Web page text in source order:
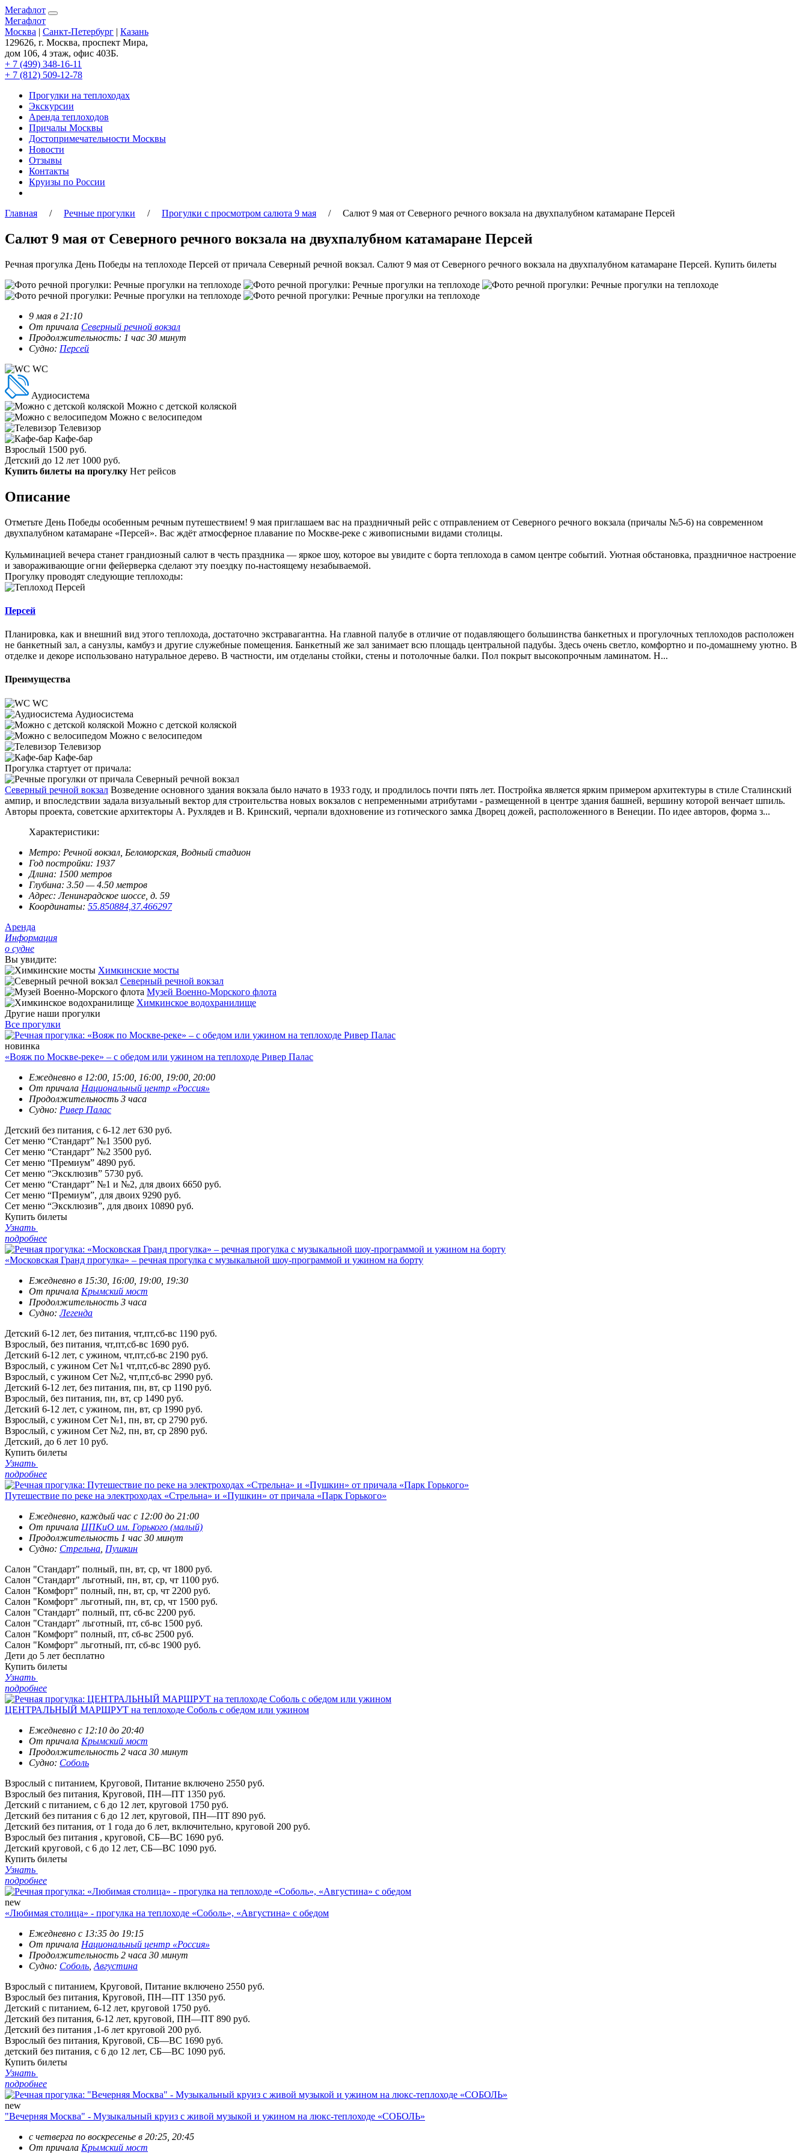
Мегафлот
Мегафлот
Москва | Санкт-Петербург | Казань
129626, г. Москва, проспект Мира,
дом 106, 4 этаж, офис 403Б.
+ 7 (499) 348-16-11
+ 7 (812) 509-12-78
Прогулки на теплоходах
Экскурсии
Аренда теплоходов
Причалы Москвы
Достопримечательности Москвы
Новости
Отзывы
Контакты
Круизы по России
Главная / Речные прогулки / Прогулки с просмотром салюта 9 мая / Салют 9 мая от Северного речного вокзала на двухпалубном катамаране Персей
Салют 9 мая от Северного речного вокзала на двухпалубном катамаране Персей
Речная прогулка День Победы на теплоходе Персей от причала Северный речной вокзал. Салют 9 мая от Северного речного вокзала на двухпалубном катамаране Персей. Купить билеты
9 мая в 21:10
От причала Северный речной вокзал
Продолжительность: 1 час 30 минут
Судно: Персей
WC
Аудиосистема
Можно с детской коляской
Можно с велосипедом
Телевизор
Кафе-бар
Взрослый 1500 руб.
Детский до 12 лет 1000 руб.
Купить билеты на прогулку Нет рейсов
Описание
Отметьте День Победы особенным речным путешествием! 9 мая приглашаем вас на праздничный рейс с отправлением от Северного речного вокзала (причалы №5-6) на современном
двухпалубном катамаране «Персей». Вас ждёт атмосферное плавание по Москве-реке с живописными видами столицы.
Кульминацией вечера станет грандиозный салют в честь праздника — яркое шоу, которое вы увидите с борта теплохода в самом центре событий. Уютная обстановка, праздничное настроение
и завораживающие огни фейерверка сделают эту поездку по-настоящему незабываемой.
Прогулку проводят следующие теплоходы:
Персей
Планировка, как и внешний вид этого теплохода, достаточно экстравагантна. На главной палубе в отличие от подавляющего большинства банкетных и прогулочных теплоходов расположен
не банкетный зал, а санузлы, камбуз и другие служебные помещения. Банкетный же зал занимает всю площадь центральной падубы. Здесь очень светло, комфортно и по-домашнему уютно. В
отделке и декоре использовано натуральное дерево. В частности, им отделаны стойки, стены и потолочные балки. Пол покрыт высокопрочным ламинатом. Н...
Преимущества
WC
Аудиосистема
Можно с детской коляской
Можно с велосипедом
Телевизор
Кафе-бар
Прогулка стартует от причала:
Северный речной вокзал Возведение основного здания вокзала было начато в 1933 году, и продлилось почти пять лет. Постройка является ярким примером архитектуры в стиле Сталинский
ампир, и впоследствии задала визуальный вектор для строительства новых вокзалов с непременными атрибутами - размещенной в центре здания башней, вершину которой венчает шпиль.
Авторы проекта, советские архитекторы А. Рухлядев и В. Кринский, черпали вдохновение из готического замка Дворец дожей, расположенного в Венеции. По идее авторов, форма з...
Характеристики:
Метро: Речной вокзал, Беломорская, Водный стадион
Год постройки: 1937
Длина: 1500 метров
Глубина: 3.50 — 4.50 метров
Адрес:Ленинградское шоссе, д. 59
Координаты: 55.850884,37.466297
Аренда
Информация
о судне
Вы увидите:
Химкинские мосты
Северный речной вокзал
Музей Военно-Морского флота
Химкинское водохранилище
Другие наши прогулки
Все прогулки
новинка
«Вояж по Москве-реке» – с обедом или ужином на теплоходе Ривер Палас
Ежедневно в 12:00, 15:00, 16:00, 19:00, 20:00
От причала Национальный центр «Россия»
Продолжительность 3 часа
Судно: Ривер Палас
Детский без питания, с 6-12 лет 630 руб.
Сет меню “Стандарт” №1 3500 руб.
Сет меню “Стандарт” №2 3500 руб.
Сет меню “Премиум” 4890 руб.
Сет меню “Эксклюзив” 5730 руб.
Сет меню “Стандарт” №1 и №2, для двоих 6650 руб.
Сет меню “Премиум”, для двоих 9290 руб.
Сет меню “Эксклюзив”, для двоих 10890 руб.
Купить билеты
Узнать
подробнее
«Московская Гранд прогулка» – речная прогулка с музыкальной шоу-программой и ужином на борту
Ежедневно в 15:30, 16:00, 19:00, 19:30
От причала Крымский мост
Продолжительность 3 часа
Судно:Легенда
Детский 6-12 лет, без питания, чт,пт,сб-вс 1190 руб.
Взрослый, без питания, чт,пт,сб-вс 1690 руб.
Детский 6-12 лет, с ужином, чт,пт,сб-вс 2190 руб.
Взрослый, с ужином Сет №1 чт,пт,сб-вс 2890 руб.
Взрослый, с ужином Сет №2, чт,пт,сб-вс 2990 руб.
Детский 6-12 лет, без питания, пн, вт, ср 1190 руб.
Взрослый, без питания, пн, вт, ср 1490 руб.
Детский 6-12 лет, с ужином, пн, вт, ср 1990 руб.
Взрослый, с ужином Сет №1, пн, вт, ср 2790 руб.
Взрослый, с ужином Сет №2, пн, вт, ср 2890 руб.
Детский, до 6 лет 10 руб.
Купить билеты
Узнать
подробнее
Путешествие по реке на электроходах «Стрельна» и «Пушкин» от причала «Парк Горького»
Ежедневно, каждый час с 12:00 до 21:00
От причала ЦПКиО им. Горького (малый)
Продолжительность 1 час 30 минут
Судно: Стрельна Пушкин
Салон "Стандарт" полный, пн, вт, ср, чт 1800 руб.
Салон "Стандарт" льготный, пн, вт, ср, чт 1100 руб.
Салон "Комфорт" полный, пн, вт, ср, чт 2200 руб.
Салон "Комфорт" льготный, пн, вт, ср, чт 1500 руб.
Салон "Стандарт" полный, пт, сб-вс 2200 руб.
Салон "Стандарт" льготный, пт, сб-вс 1500 руб.
Салон "Комфорт" полный, пт, сб-вс 2500 руб.
Салон "Комфорт" льготный, пт, сб-вс 1900 руб.
Дети до 5 лет бесплатно
Купить билеты
Узнать
подробнее
ЦЕНТРАЛЬНЫЙ МАРШРУТ на теплоходе Соболь с обедом или ужином
Ежедневно c 12:10 до 20:40
От причала Крымский мост
Продолжительность 2 часа 30 минут
Судно: Соболь
Взрослый с питанием, Круговой, Питание включено 2550 руб.
Взрослый без питания, Круговой, ПН—ПТ 1350 руб.
Детский с питанием, с 6 до 12 лет, круговой 1750 руб.
Детский без питания с 6 до 12 лет, круговой, ПН—ПТ 890 руб.
Детский без питания, от 1 года до 6 лет, включительно, круговой 200 руб.
Взрослый без питания , круговой, СБ—ВС 1690 руб.
Детский круговой, с 6 до 12 лет, СБ—ВС 1090 руб.
Купить билеты
Узнать
подробнее
new
«Любимая столица» - прогулка на теплоходе «Соболь», «Августина» с обедом
Ежедневно с 13:35 до 19:15
От причала Национальный центр «Россия»
Продолжительность 2 часа 30 минут
Судно: Соболь Августина
Взрослый с питанием, Круговой, Питание включено 2550 руб.
Взрослый без питания, Круговой, ПН—ПТ 1350 руб.
Детский с питанием, 6-12 лет, круговой 1750 руб.
Детский без питания, 6-12 лет, круговой, ПН—ПТ 890 руб.
Детский без питания ,1-6 лет круговой 200 руб.
Взрослый без питания, Круговой, СБ—ВС 1690 руб.
детский без питания, с 6 до 12 лет, СБ—ВС 1090 руб.
Купить билеты
Узнать
подробнее
new
"Вечерняя Москва" - Музыкальный круиз с живой музыкой и ужином на люкс-теплоходе «СОБОЛЬ»
с четверга по воскресенье в 20:25, 20:45
От причала Крымский мост